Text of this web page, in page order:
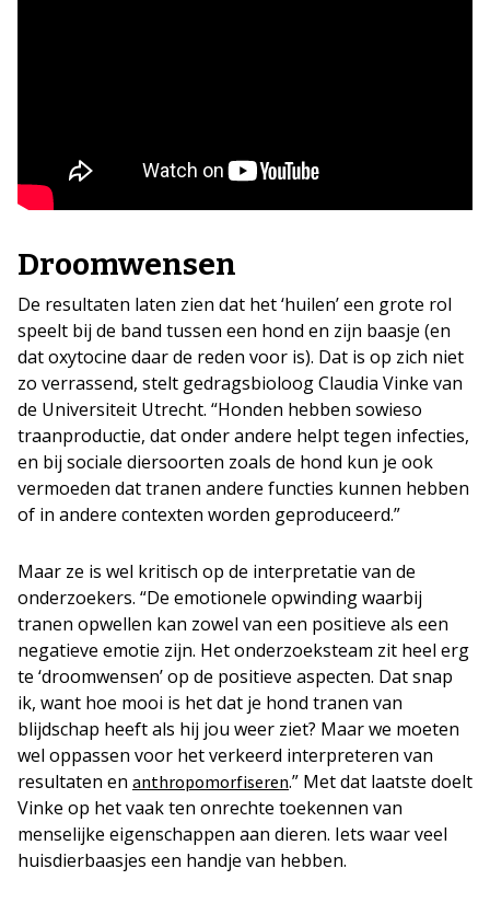
Droomwensen
De resultaten laten zien dat het ‘huilen’ een grote rol
speelt bij de band tussen een hond en zijn baasje (en
dat oxytocine daar de reden voor is). Dat is op zich niet
zo verrassend, stelt gedragsbioloog Claudia Vinke van
de Universiteit Utrecht. “Honden hebben sowieso
traanproductie, dat onder andere helpt tegen infecties,
en bij sociale diersoorten zoals de hond kun je ook
vermoeden dat tranen andere functies kunnen hebben
of in andere contexten worden geproduceerd.”
Maar ze is wel kritisch op de interpretatie van de
onderzoekers. “De emotionele opwinding waarbij
tranen opwellen kan zowel van een positieve als een
negatieve emotie zijn. Het onderzoeksteam zit heel erg
te ‘droomwensen’ op de positieve aspecten. Dat snap
ik, want hoe mooi is het dat je hond tranen van
blijdschap heeft als hij jou weer ziet? Maar we moeten
wel oppassen voor het verkeerd interpreteren van
resultaten en anthropomorfiseren.” Met dat laatste doelt
Vinke op het vaak ten onrechte toekennen van
menselijke eigenschappen aan dieren. Iets waar veel
huisdierbaasjes een handje van hebben.